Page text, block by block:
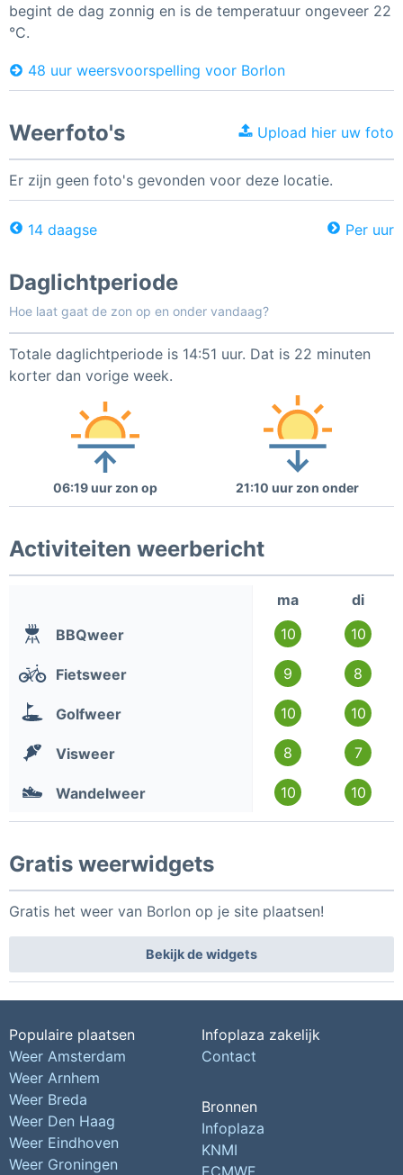
begint de dag zonnig en is de temperatuur ongeveer 22
°C.
48 uur weersvoorspelling voor Borlon
Weerfoto's Upload hier uw foto
Er zijn geen foto's gevonden voor deze locatie.
14 daagse Per uur
Daglichtperiode
Hoe laat gaat de zon op en onder vandaag?
Totale daglichtperiode is 14:51 uur. Dat is 22 minuten
korter dan vorige week.
06:19 uur zon op 21:10 uur zon onder
Activiteiten weerbericht
ma
di
BBQweer
10 10
Fietsweer 9 8
Golfweer 10 10
Visweer 8 7
Wandelweer 10 10
Gratis weerwidgets
Gratis het weer van Borlon op je site plaatsen!
Bekijk de widgets
Populaire plaatsen
Weer Amsterdam
Weer Arnhem
Weer Breda
Weer Den Haag
Weer Eindhoven
Weer Groningen
Infoplaza zakelijk
Contact
Bronnen
Infoplaza
KNMI